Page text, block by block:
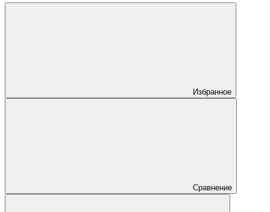
Избранное
Сравнение